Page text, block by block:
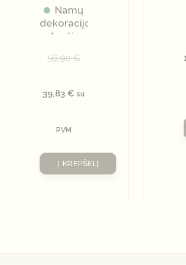
Namų
dekoracijos
Ąsotis
56,90€
39,83 € su
PVM
Į KREPŠELĮ